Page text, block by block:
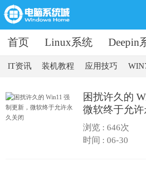
首页 Linux系统 Deepin
IT资讯 装机教程 应用技巧
困扰许久的
微软终于允
浏览 :646次
时间 : 06-30